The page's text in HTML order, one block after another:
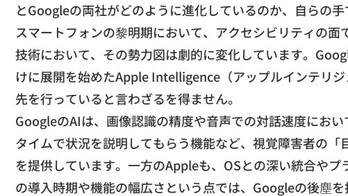
とGoogleの両社がどのように進化しているのか、 自らの手
​スマートフォンの黎明期において、 アクセシビリティの
技術において、 その勢力図は劇的に変化しています。
けに展開を始めたApple Intelligence（アップルインテリジ
先を行っていると言わざるを得ません。
​GoogleのAIは、 画像認識の精度や音声での対話速度におい
タイムで状況を説明してもらう機能など、視覚障害者の「
を提供しています。 一方のAppleも、 OSとの深い統合やプ
の導入時期や機能の幅広さという点では、 Googleの後塵を